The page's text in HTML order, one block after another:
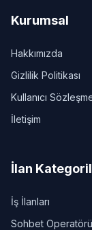
Kurumsal
Hakkımızda
Gizlilik Politikası
Kullanıcı
İletişim
İlan
İş İlanları
Sohbet Operatörü